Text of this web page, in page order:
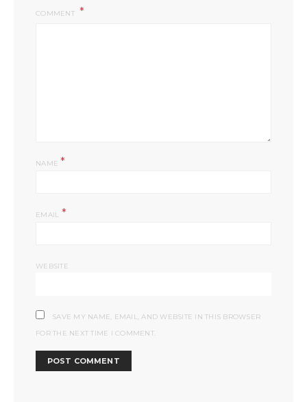
COMMENT
NAME*
EMAIL *
WEBSITE
SAVE MY NAME, EMAIL, AND WEBSITE IN THIS BROWSER
FOR THE NEXT TIME I COMMENT.